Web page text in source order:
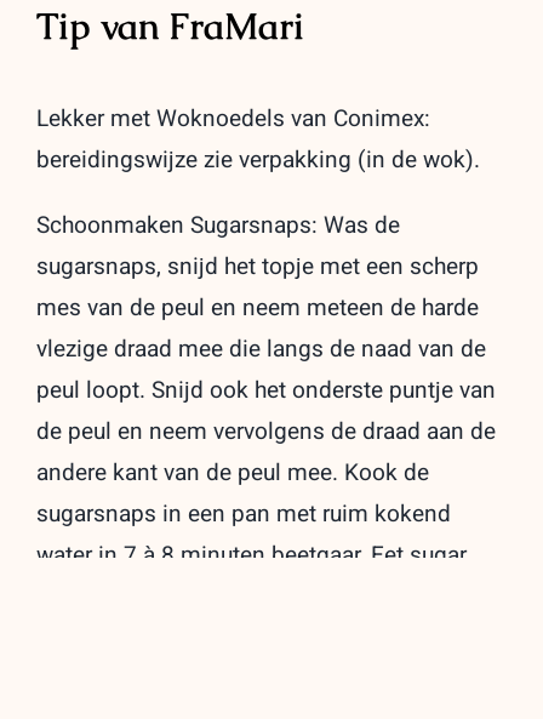
Tip van FraMari
Lekker met Woknoedels van Conimex:
bereidingswijze zie verpakking (in de wok).
Schoonmaken Sugarsnaps: Was de
sugarsnaps, snijd het topje met een scherp
mes van de peul en neem meteen de harde
vlezige draad mee die langs de naad van de
peul loopt. Snijd ook het onderste puntje van
de peul en neem vervolgens de draad aan de
andere kant van de peul mee. Kook de
sugarsnaps in een pan met ruim kokend
water in 7 à 8 minuten beetgaar. Eet sugar